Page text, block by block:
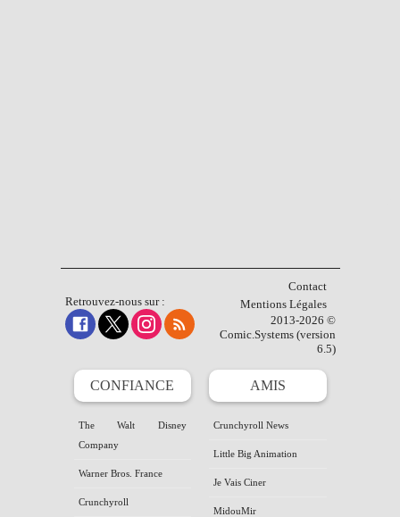
Retrouvez-nous sur :
Contact
Mentions Légales
2013-2026 ©
Comic.Systems (version
6.5)
CONFIANCE
The Walt Disney
Company
Warner Bros. France
Crunchyroll
AMIS
Crunchyroll News
Little Big Animation
Je Vais Ciner
MidouMir